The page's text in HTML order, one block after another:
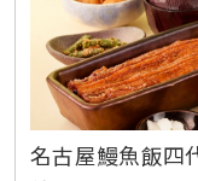
名古屋鰻魚飯四